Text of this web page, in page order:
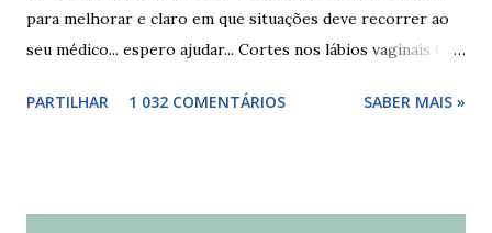
para melhorar e claro em que situações deve recorrer ao
seu médico... espero ajudar... Cortes nos lábios vaginais Os
surgir devido às relações sexuais (gestos ou actos mais
PARTILHAR 1 032 COMENTÁRIOS SABER MAIS »